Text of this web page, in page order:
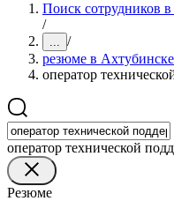
Поиск сотрудников
/
... /
резюме в Ахтубинске
оператор
оператор технической
Резюме